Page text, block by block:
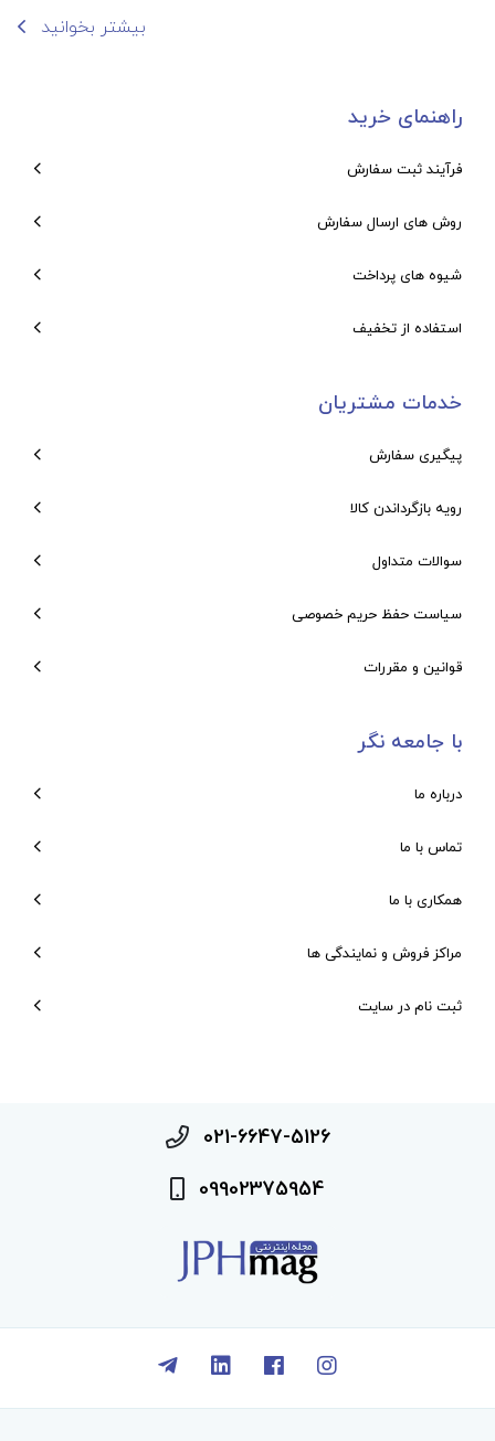
بیشتر بخوانید
راهنمای خرید
فرآیند ثبت سفارش
روش های ارسال سفارش
شیوه های پرداخت
استفاده از تخفیف
خدمات مشتریان
پیگیری سفارش
رویه بازگرداندن کالا
سوالات متداول
سیاست حفظ حریم خصوصی
قوانین و مقررات
با جامعه نگر
درباره ما
تماس با ما
همکاری با ما
مراکز فروش و نمایندگی ها
ثبت نام در سایت
021-6647-5126
09902375954